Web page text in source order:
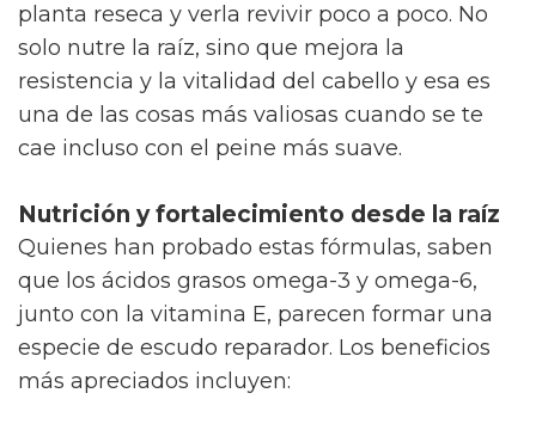
planta reseca y verla revivir poco a poco. No
solo nutre la raíz, sino que mejora la
resistencia y la vitalidad del cabello y esa es
una de las cosas más valiosas cuando se te
cae incluso con el peine más suave.
Nutrición y fortalecimiento desde la raíz
Quienes han probado estas fórmulas, saben
que los ácidos grasos omega-3 y omega-6,
junto con la vitamina E, parecen formar una
especie de escudo reparador. Los beneficios
más apreciados incluyen: